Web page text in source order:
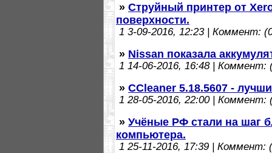
» Струйный принтер от
поверхности.
1 3-09-2016, 12:23 | Коммент:
» Nissan показала
1 14-06-2016, 16:48 | Коммент:
» CCleaner 5.18.5607 -
1 28-05-2016, 22:00 | Коммент:
» Учёные РФ стали на шаг
компьютера.
1 25-11-2016, 17:39 | Коммент: